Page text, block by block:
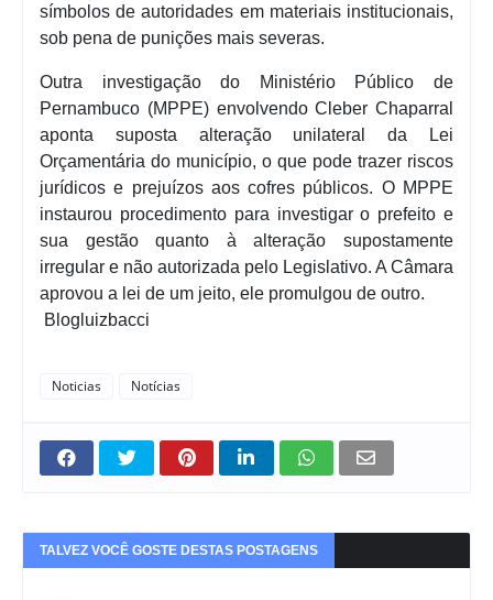
símbolos de autoridades em materiais institucionais,
sob pena de punições mais severas.
Outra investigação do Ministério Público de
Pernambuco (MPPE) envolvendo Cleber Chaparral
aponta suposta alteração unilateral da Lei
Orçamentária do município, o que pode trazer riscos
jurídicos e prejuízos aos cofres públicos. O MPPE
instaurou procedimento para investigar o prefeito e
sua gestão quanto à alteração supostamente
irregular e não autorizada pelo Legislativo. A Câmara
aprovou a lei de um jeito, ele promulgou de outro.
Blogluizbacci
Noticias Notícias
TALVEZ VOCÊ GOSTE DESTAS POSTAGENS